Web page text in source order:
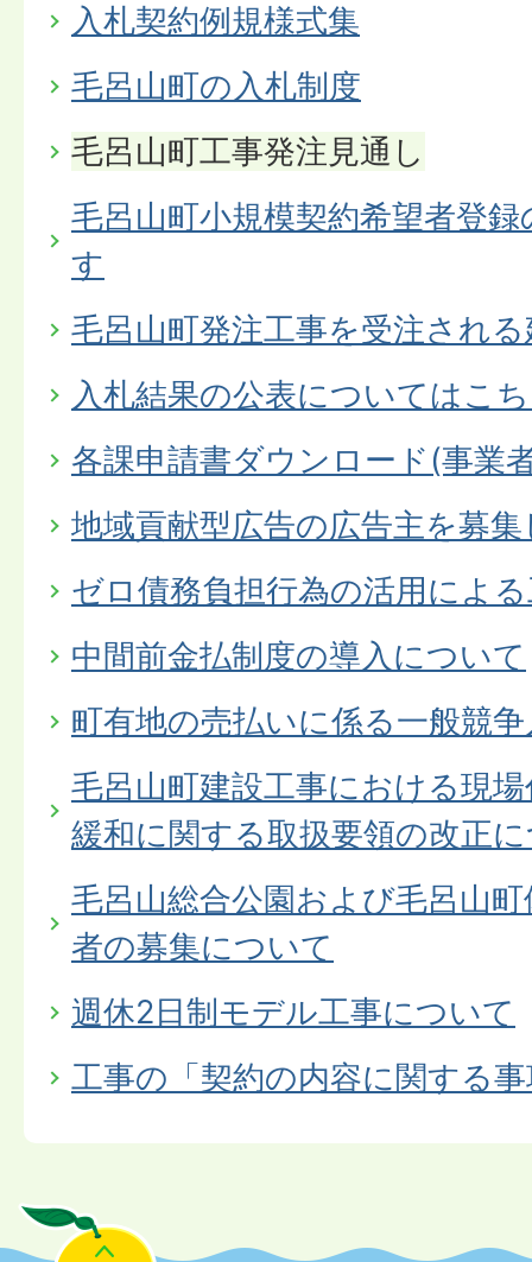
入札契約例規様式集
毛呂山町の入札制度
毛呂山町工事発注見通し
毛呂山町小規模契約希望者登
す
毛呂山町発注工事を受注され
入札結果の公表についてはこ
各課申請書ダウンロード(事業
地域貢献型広告の広告主を募
ゼロ債務負担行為の活用によ
中間前金払制度の導入について
町有地の売払いに係る一般競
毛呂山町建設工事における現
緩和に関する取扱要領の改正
毛呂山総合公園および毛呂山
者の募集について
週休2日制モデル工事について
工事の「契約の内容に関する